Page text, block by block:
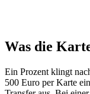
Was die
Ein Prozent klingt
500 Euro per Karte